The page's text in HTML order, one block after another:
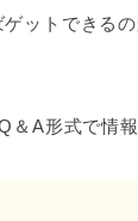
ゲットできる
A形式で情報